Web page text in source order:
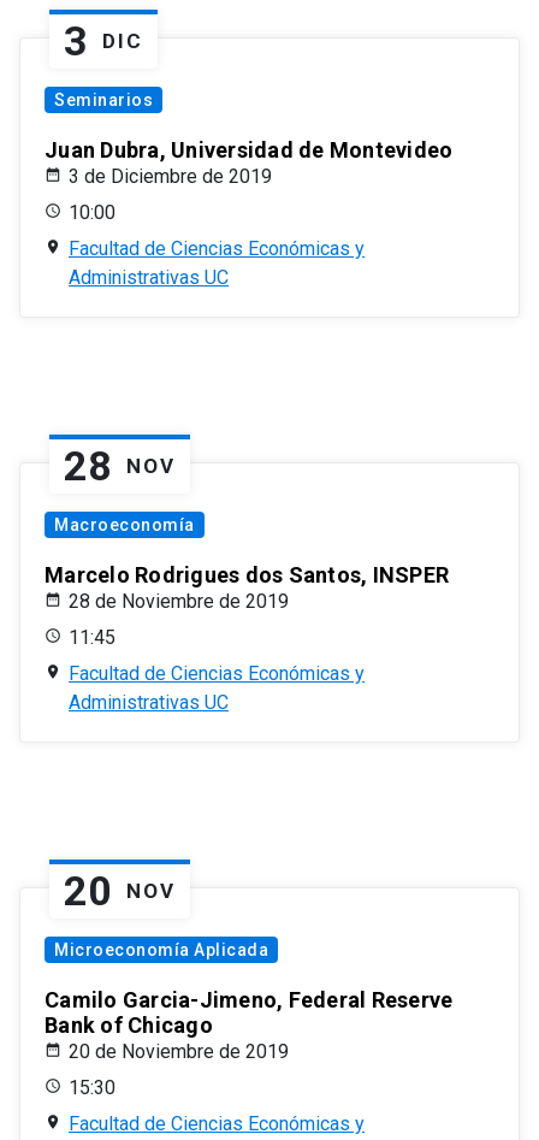
3 DIC
Seminarios
Juan Dubra, Universidad de Montevideo
3 de Diciembre de 2019
10:00
Facultad de Ciencias Económicas y
Administrativas UC
28 NOV
Macroeconomía
Marcelo Rodrigues dos Santos, INSPER
28 de Noviembre de 2019
11:45
Facultad de Ciencias Económicas y
Administrativas UC
20 NOV
Microeconomía Aplicada
Camilo Garcia-Jimeno, Federal Reserve
Bank of Chicago
20 de Noviembre de 2019
15:30
Facultad de Ciencias Económicas y